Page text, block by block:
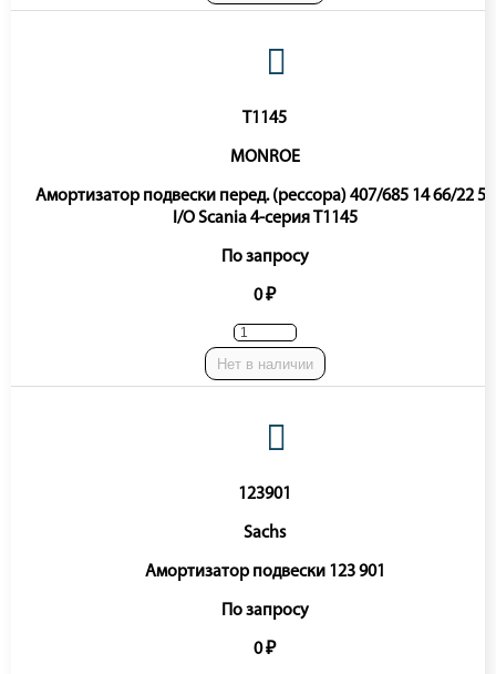
T1145
MONROE
Амортизатор подвески перед. (рессора) 407/685 14 66/22 50
I/O Scania 4-серия T1145
По запросу
0 ₽
Нет в наличии
123901
Sachs
Амортизатор подвески 123 901
По запросу
0 ₽